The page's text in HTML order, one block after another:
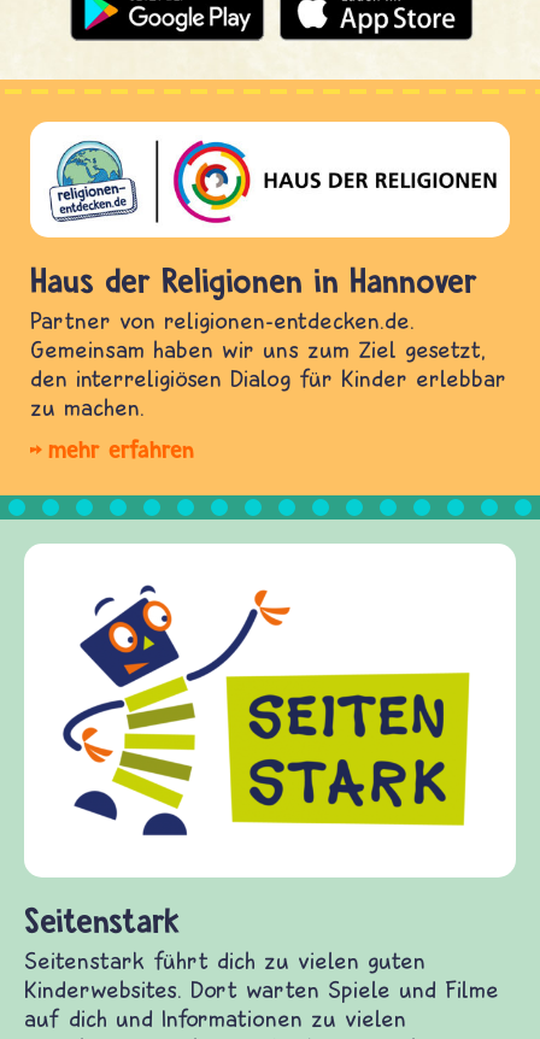
Haus der Religionen in Hannover
Partner von religionen-entdecken.de.
Gemeinsam haben wir uns zum Ziel gesetzt,
den interreligiösen Dialog für Kinder erlebbar
zu machen.
mehr erfahren
Seitenstark
Seitenstark führt dich zu vielen guten
Kinderwebsites. Dort warten Spiele und Filme
auf dich und Informationen zu vielen